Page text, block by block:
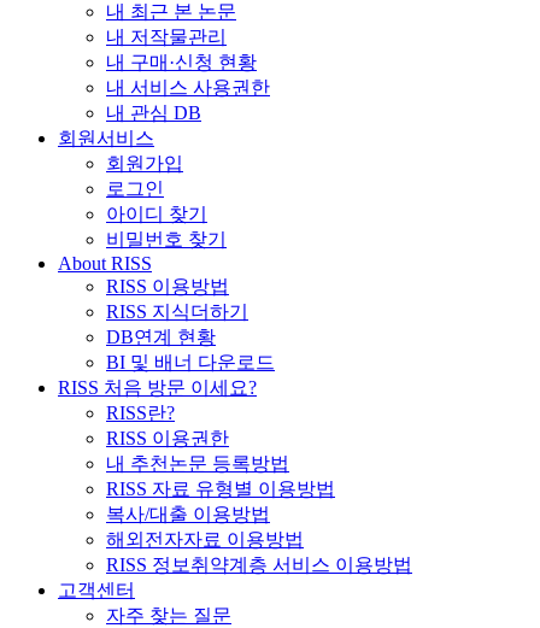
내 최근 본 논문
내 저작물관리
내 구매·신청 현황
내 서비스 사용권한
내 관심 DB
회원서비스
회원가입
로그인
아이디 찾기
비밀번호 찾기
About RISS
RISS 이용방법
RISS 지식더하기
DB연계 현황
BI 및 배너 다운로드
RISS 처음 방문 이세요?
RISS란?
RISS 이용권한
내 추천논문 등록방법
RISS 자료 유형별 이용방법
복사/대출 이용방법
해외전자자료 이용방법
RISS 정보취약계층 서비스 이용방법
고객센터
자주 찾는 질문